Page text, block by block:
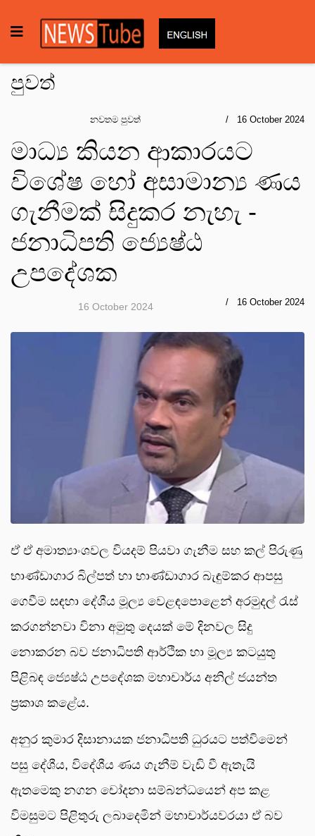
පුවත්
නවතම පුවත් 16 October 2024
මාධ්‍ය කියන ආකාරයට
විශේෂ හෝ අසාමාන්‍ය ණය
ගැනීමක් සිදුකර නැහැ -
ජනාධිපති ජ්‍යෙෂ්ඨ
උපදේශක
16 October 2024 16 October 2024
ඒ ඒ අමාත්‍යාංශවල වියදම් පියවා ගැනීම සහ කල් පිරුණු
භාණ්ඩාගාර බිල්පත් හා භාණ්ඩාගාර බැඳුම්කර ආපසු
ගෙවීම සඳහා දේශීය මූල්‍ය වෙළඳපොළෙන් අරමුදල් රැස්
කරගන්නවා විනා අමුතු දෙයක් මේ දිනවල සිදු
නොකරන බව ජනාධිපති ආර්ථික හා මූල්‍ය කටයුතු
පිළිබඳ ජ්‍යෙෂ්ඨ උපදේශක මහාචාර්ය අනිල් ජයන්ත
ප්‍රකාශ කළේය.
අනුර කුමාර දිසානායක ජනාධිපති ධුරයට පත්විමෙන්
පසු දේශීය, විදේශීය ණය ගැනීම් වැඩි වී ඇතැයි
ඇතමෙකු නගන චෝදනා සම්බන්ධයෙන් අප කළ
විමසුමට පිළිතුරු ලබාදෙමින් මහාචාර්යවරයා ඒ බව